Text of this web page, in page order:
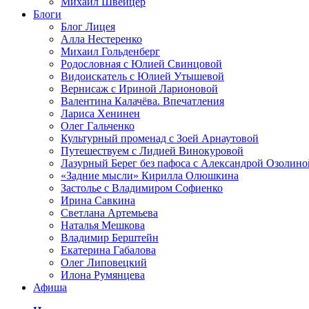
Блоги
Блог Лицея
Алла Нестеренко
Михаил Гольденберг
Родословная с Юлией Свинцовой
Видоискатель с Юлией Утышевой
Вернисаж с Ириной Ларионовой
Валентина Калачёва. Впечатления
Лариса Хенинен
Олег Гальченко
Культурный променад с Зоей Арнаутовой
Путешествуем с Лидией Винокуровой
Лазурный Берег без пафоса с Александрой
«Задние мысли» Кирилла Олюшкина
Застолье с Владимиром Софиенко
Ирина Савкина
Светлана Артемьева
Наталья Мешкова
Владимир Берштейн
Екатерина Габалова
Олег Липовецкий
Илона Румянцева
Афиша